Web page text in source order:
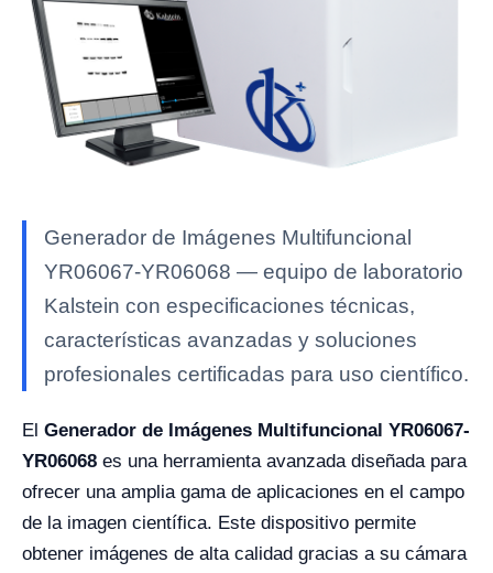
Generador de Imágenes Multifuncional
YR06067-YR06068 — equipo de laboratorio
Kalstein con especificaciones técnicas,
características avanzadas y soluciones
profesionales certificadas para uso científico.
El Generador de Imágenes Multifuncional YR06067-
YR06068 es una herramienta avanzada diseñada para
ofrecer una amplia gama de aplicaciones en el campo
de la imagen científica. Este dispositivo permite
obtener imágenes de alta calidad gracias a su cámara